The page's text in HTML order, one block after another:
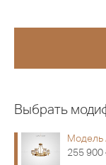
Выбрать
Модель
255 900